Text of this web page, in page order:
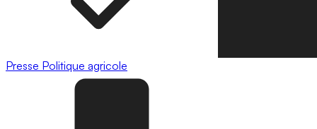
Presse Politique agricole